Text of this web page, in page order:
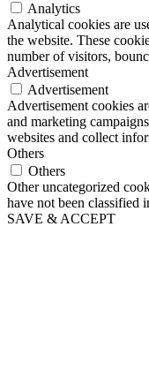
Analytics
Analytical cookies are
the website. These
number of visitors,
Advertisement
Advertisement
Advertisement cookies
and marketing
websites and collect
Others
Others
Other uncategorized
have not been classified
SAVE & ACCEPT